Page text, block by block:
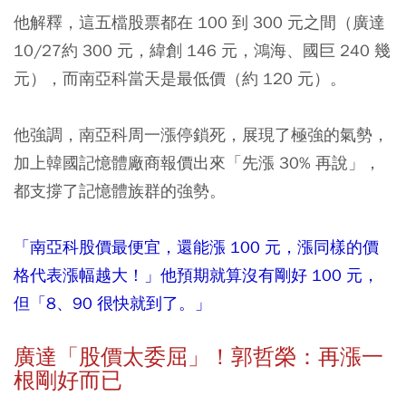
他解釋，這五檔股票都在 100 到 300 元之間（廣達
10/27約 300 元，緯創 146 元，鴻海、國巨 240 幾
元），而南亞科當天是最低價（約 120 元）。
他強調，南亞科周一漲停鎖死，展現了極強的氣勢，
加上韓國記憶體廠商報價出來「先漲 30% 再說」，
都支撐了記憶體族群的強勢。
「南亞科股價最便宜，還能漲 100 元，漲同樣的價
格代表漲幅越大！」他預期就算沒有剛好 100 元，
但「8、90 很快就到了。」
廣達「股價太委屈」！郭哲榮：再漲一
根剛好而已